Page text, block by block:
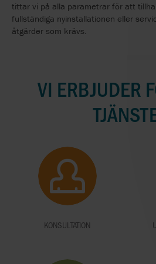
tittar vi på alla parametrar för att
fullständiga nyinstallationen eller
åtgärder som krävs.
VI ERBJUDER
KONSULTATION